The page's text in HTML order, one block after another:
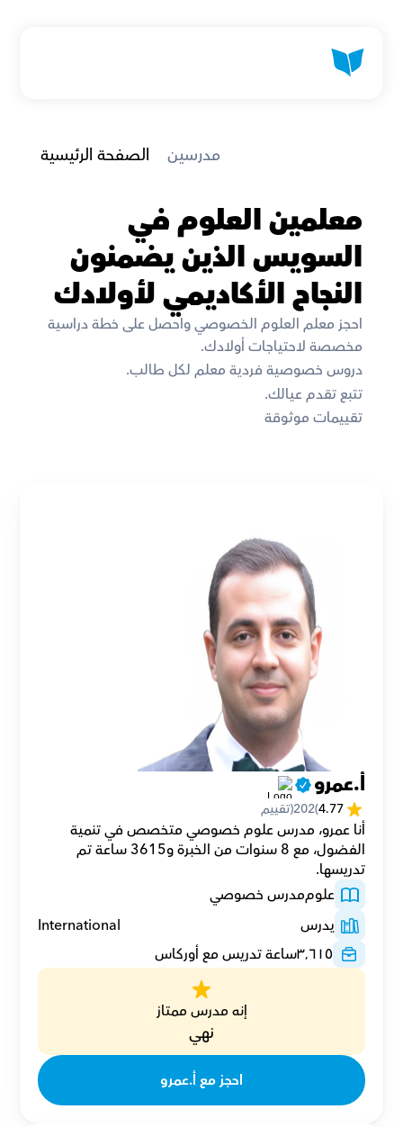
الصفحة الرئيسية مدرسين
معلمين العلوم في
السويس الذين يضمنون
النجاح الأكاديمي لأولادك
احجز معلم العلوم الخصوصي واحصل على خطة دراسية
مخصصة لاحتياجات أولادك.
دروس خصوصية فردية معلم لكل طالب.
تتبع تقدم عيالك.
تقييمات موثوقة
أ.عمرو
4.77
(
202(تقييم
تدريسها.
علوممدرس خصوصي
يدرس
International
٣٬٦١٥ساعة تدريس مع أوركاس
إنه مدرس ممتاز
نهي
احجز مع أ.عمرو